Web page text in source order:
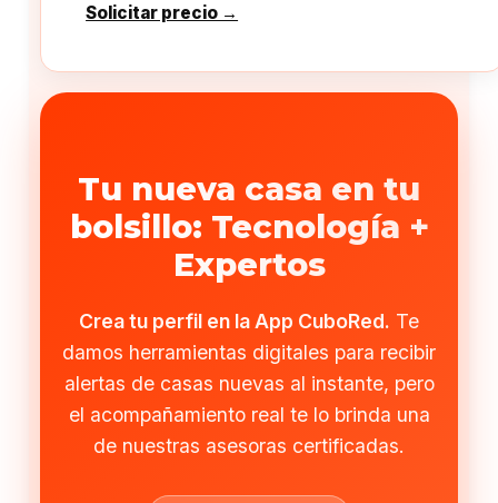
Solicitar precio →
Tu nueva casa en tu
bolsillo: Tecnología +
Expertos
Crea tu perfil en la App CuboRed. Te
damos herramientas digitales para recibir
alertas de casas nuevas al instante, pero
el acompañamiento real te lo brinda una
de nuestras asesoras certificadas.